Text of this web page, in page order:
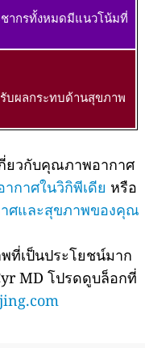
ากรทั้งหมดมีแนวโน้มที่
บผลกระทบด้านสุขภาพ
ยวกับคุณภาพอากาศ
กาศในวิกิพีเดีย หรือ
ศและสุขภาพของคุณ
ที่เป็นประโยชน์มาก
MD โปรดดูบล็อกที่